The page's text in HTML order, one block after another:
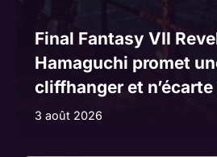
Final Fantasy VII
Hamaguchi promet
cliffhanger et n’écarte
3 août 2026